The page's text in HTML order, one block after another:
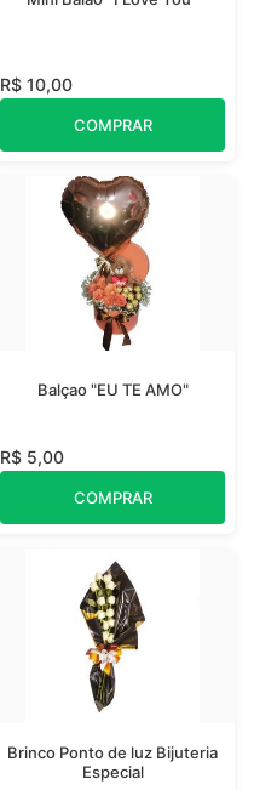
R$ 10,00
COMPRAR
Balçao "EU TE AMO"
R$ 5,00
COMPRAR
Brinco Ponto de luz Bijuteria
Especial